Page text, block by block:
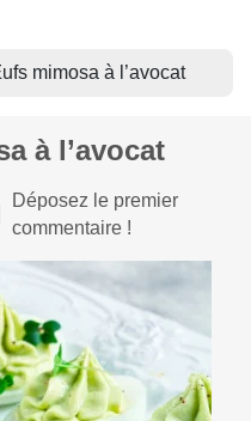
mimosa à l’avocat
à l’avocat
Déposez le premier
commentaire !